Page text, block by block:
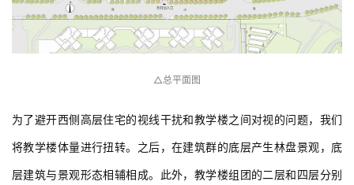
△总平面图
为了避开西侧高层住宅的视线干扰和教学楼之间对视的问题，我们
将教学楼体量进行扭转。之后，在建筑群的底层产生林盘景观，底
层建筑与景观形态相辅相成。此外，教学楼组团的二层和四层分别